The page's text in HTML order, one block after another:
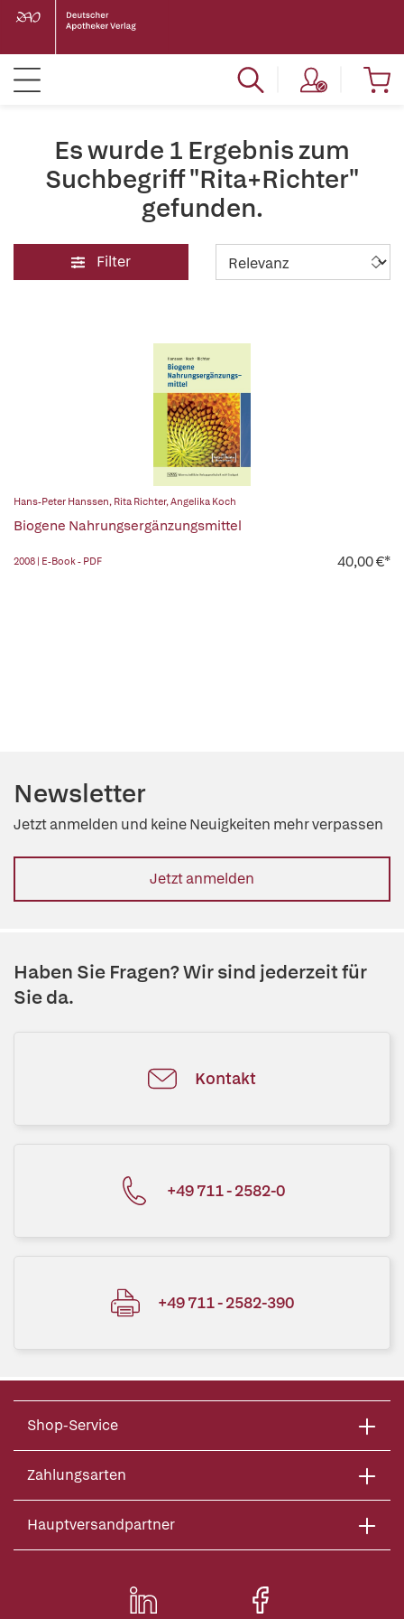
Es wurde 1 Ergebnis zum
Suchbegriff "Rita+Richter"
gefunden.
Filter
Hans-Peter Hanssen, Rita Richter,Angelika Koch
Biogene Nahrungsergänzungsmittel
2008 | E-Book - PDF 40,00 €*
Newsletter
Jetzt anmelden und keine Neuigkeiten mehr verpassen
Jetzt anmelden
Haben Sie Fragen? Wir sind jederzeit für
Sie da.
Kontakt
+49 711 - 2582-0
+49 711 - 2582-390
Shop-Service
Zahlungsarten
Hauptversandpartner